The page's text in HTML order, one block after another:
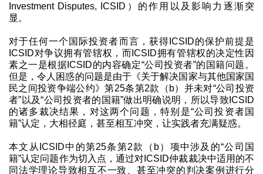
Investment Disputes, ICSID）的作用以及影响力逐渐突
显。
对于任何一个国际投资者而言，获得ICSID的保护前提是
ICSID对争议拥有管辖权，而ICSID拥有管辖权的决定性因
素之一是根据ICSID的内容确定“公司投资者”的国籍问题。
但是，令人困惑的问题是由于《关于解决国家与其他国家国
民之间投资争端公约》第25条第2款（b）并未对“公司投资
者”以及“公司投资者的国籍”做出明确说明，所以导致ICSID
的诸多裁决结果，对这两个问题，特别是“公司投资者国
籍”认定，大相径庭，甚至相互冲突，让实践者充满疑惑。
本文从ICSID中的第25条第2款（b）项中涉及的“公司国
籍”认定问题作为切入点，通过对ICSID仲裁裁决中适用的不
同法学理论导致相互不一致、甚至冲突的判决案例进行分